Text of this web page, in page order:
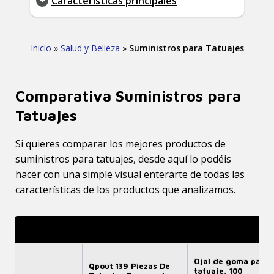
Inicio » Salud y Belleza » Suministros para Tatuajes
Comparativa Suministros para
Tatuajes
Si quieres comparar los mejores productos de
suministros para tatuajes, desde aquí lo podéis
hacer con una simple visual enterarte de todas las
características de los productos que analizamos.
Qpout 139 Piezas De
Ojal de goma para
tatuaje, 100